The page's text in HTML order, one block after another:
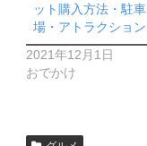
ット購入方法・駐車
場・アトラクション
2021年12月1日
おでかけ